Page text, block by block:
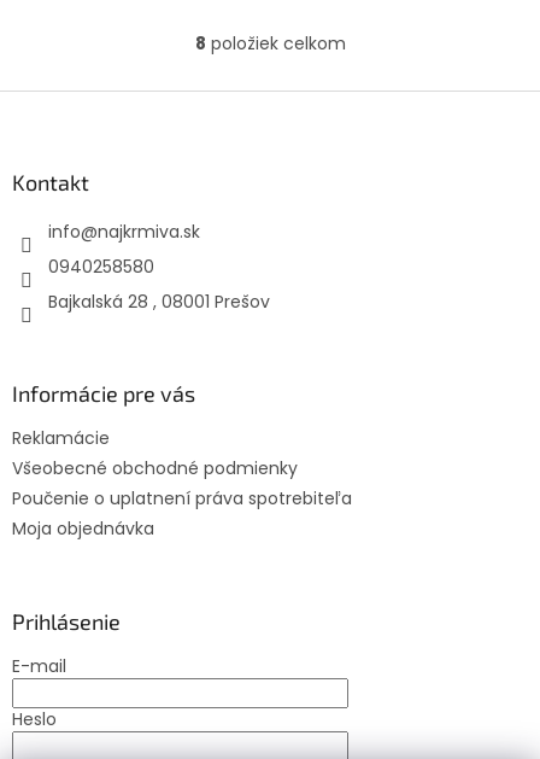
združení. Objednávky na
súkromné adresy nebudú
O
l
v
s
u
8 položiek celkom
Kontakt
info@najkrmiva.sk
0940258580
Bajkalská 28 , 08001 Prešov
Informácie pre vás
Reklamácie
Všeobecné obchodné podmienky
Poučenie o uplatnení práva spotrebiteľa
Moja objednávka
Prihlásenie
E-mail
Heslo